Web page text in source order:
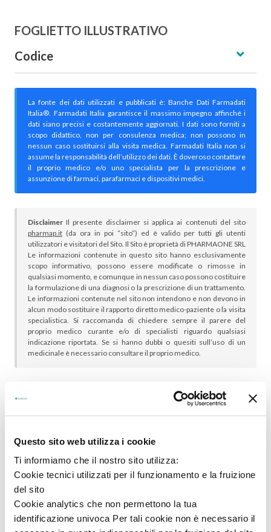
Questo sito web utilizza i cookie
Ti informiamo che il nostro sito utilizza:
Cookie tecnici utilizzati per il funzionamento e la fruizione
del sito
Cookie analytics che non permettono la tua
identificazione univoca Per tali cookie non è necessario il
FOGLIETTO ILLUSTRATIVO
Codice
La fonte dei dati utilizzati e pubblicati è: Banche Dati Farmadati
Italia®. Farmadati Italia garantisce il massimo impegno affinché i
dati siano precisi e costantemente aggiornati. I dati sono forniti a
scopo didattico, non per consulenza medica; non possono in
nessun caso sostituirsi alla visita medica. Farmadati Italia non si
assume la responsabilità dell’utilizzo dei dati. È doveroso contattare
il proprio medico e/o uno specialista per la prescrizione e
assunzione di farmaci, parafarmaci e dispositivi medici.
Disclaimer Il presente disclaimer si applica ai contenuti del sito
pharmap.it (da ora in poi “sito”) ed è valido per tutti gli utenti
utilizzatori e visitatori del Sito. Il Sito è proprietà di PHARMAONE SRL
Le informazioni contenute in questo sito hanno esclusivamente
scopo informativo, possono essere modificate o rimosse in
qualsiasi momento, e comunque in nessun caso possono costituire
la formulazione di una diagnosi o la prescrizione di un trattamento.
Le informazioni contenute nel sito non intendono e non devono in
alcun modo sostituire il rapporto diretto medico-paziente o la visita
specialistica. Si raccomanda di chiedere sempre il parere del
proprio medico curante e/o di specialisti riguardo qualsiasi
indicazione riportata. Se si hanno dubbi o quesiti sull’uso di un
medicinale è necessario consultare il proprio medico.